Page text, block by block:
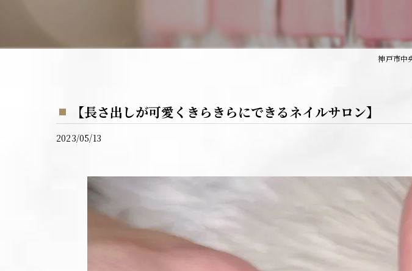
神戸市中
【長さ出しが可愛くきらきらにできるネイルサロン】
2023/05/13